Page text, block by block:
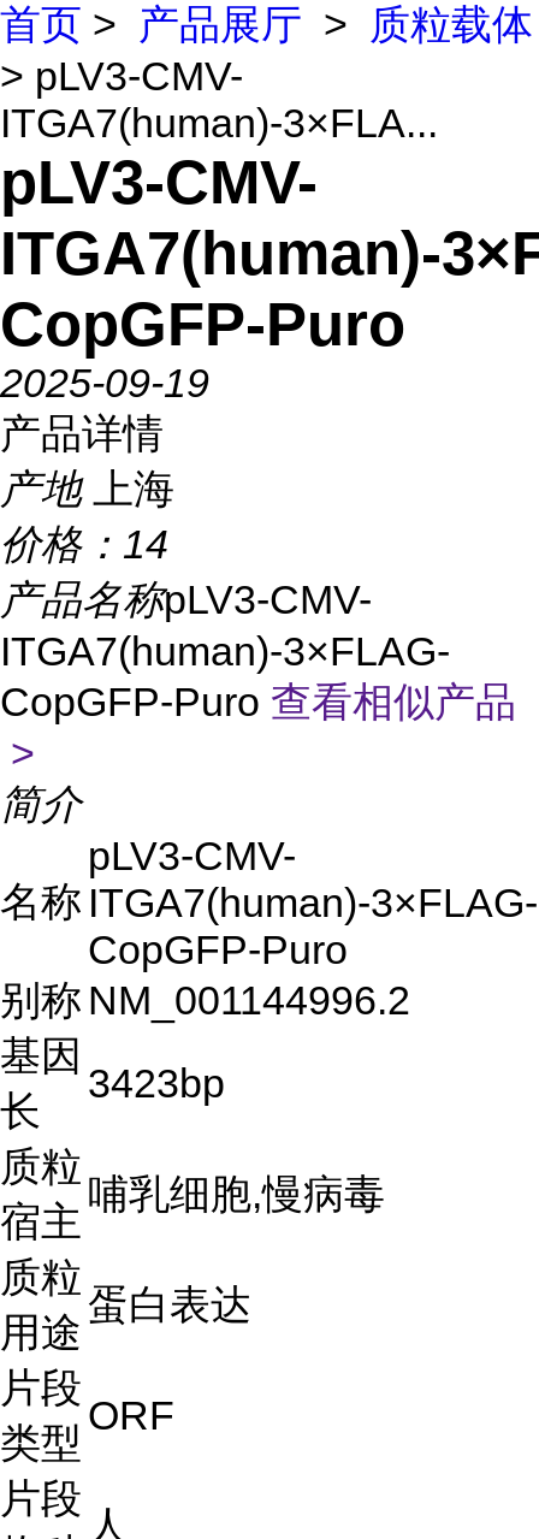
首页 > 产品展厅 >
质粒载体
> pLV3-CMV-
ITGA7(human)-3×FLA...
pLV3-CMV-
ITGA7(human)-
CopGFP-Puro
2025-09-19
产品详情
产地
上海
价格： 14
产品名称pLV3-CMV-
ITGA7(human)-3×FLAG-
CopGFP-Puro 查看相似产品
>
简介
名称
pLV3-CMV-
ITGA7(human)-3×FLAG-
CopGFP-Puro
别称 NM_001144996.2
基因
长
3423bp
质粒
宿主
哺乳细胞,慢病毒
质粒
用途
蛋白表达
片段
类型
ORF
片段
人